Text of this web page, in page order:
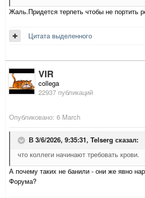
Жаль.Придется терпеть чтобы не портить
Цитата выделенного
VIR
collega
22937 публикаций
Опубликовано: 6 March
В 3/6/2026, 9:35:31, Telserg сказал:
что коллеги начинают требовать крови.
А почему таких не банили - они же явно
Форума?